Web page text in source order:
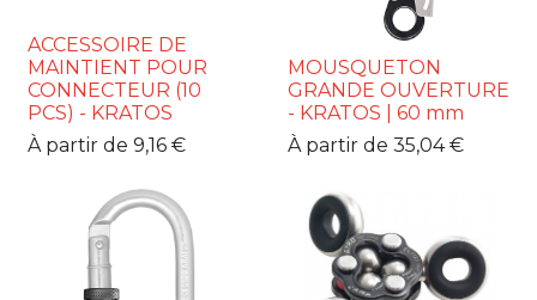
ACCESSOIRE DE
MAINTIENT POUR
CONNECTEUR (10
PCS) - KRATOS
À partir de 9,16 €
MOUSQUETON
GRANDE OUVERTURE
- KRATOS | 60 mm
À partir de 35,04€